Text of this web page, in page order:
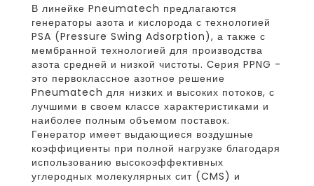
В линейке Pneumatech предлагаются
генераторы азота и кислорода с технологией
PSA (Pressure Swing Adsorption), а также с
мембранной технологией для производства
азота средней и низкой чистоты. Серия PPNG -
это первоклассное азотное решение
Pneumatech для низких и высоких потоков, с
лучшими в своем классе характеристиками и
наиболее полным объемом поставок.
Генератор имеет выдающиеся воздушные
коэффициенты при полной нагрузке благодаря
использованию высокоэффективных
углеродных молекулярных сит (CMS) и